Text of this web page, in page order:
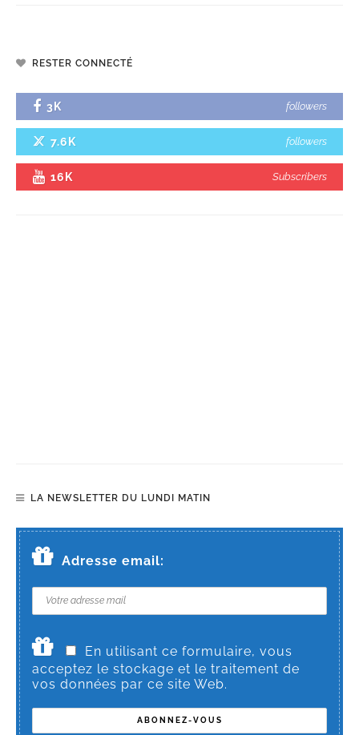
RESTER CONNECTÉ
3K followers
7.6K followers
16K Subscribers
LA NEWSLETTER DU LUNDI MATIN
Adresse email:
En utilisant ce formulaire, vous
acceptez le stockage et le traitement de
vos données par ce site Web.